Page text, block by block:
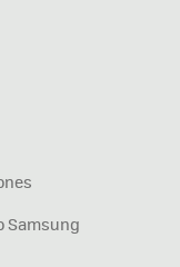
Samsung